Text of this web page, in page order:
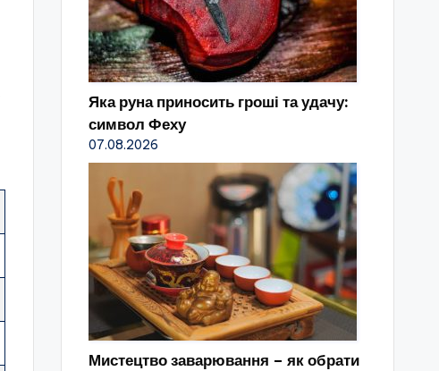
Яка руна приносить гроші та удачу:
символ Феху
07.08.2026
Мистецтво заварювання – як обрати